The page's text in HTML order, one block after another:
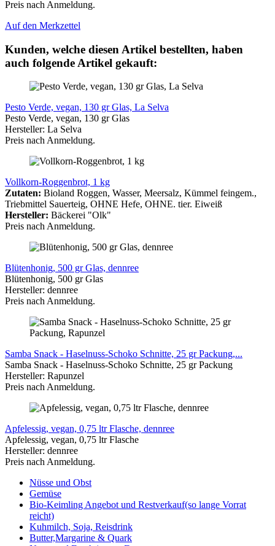
Preis nach Anmeldung.
Auf den Merkzettel
Kunden, welche diesen Artikel bestellten, haben
auch folgende Artikel gekauft:
Pesto Verde, vegan, 130 gr Glas, La Selva
Pesto Verde, vegan, 130 gr Glas
Hersteller: La Selva
Preis nach Anmeldung.
Vollkorn-Roggenbrot, 1 kg
Zutaten: Bioland Roggen, Wasser, Meersalz, Kümmel feingem.,
Triebmittel Sauerteig, OHNE Hefe, OHNE. tier. Eiweiß
Hersteller: Bäckerei "Olk"
Preis nach Anmeldung.
Blütenhonig, 500 gr Glas, dennree
Blütenhonig, 500 gr Glas
Hersteller: dennree
Preis nach Anmeldung.
Samba Snack - Haselnuss-​Schoko Schnitte, 25 gr Packung,...
Samba Snack - Haselnuss-​Schoko Schnitte, 25 gr Packung
Hersteller: Rapunzel
Preis nach Anmeldung.
Apfelessig, vegan, 0,75 ltr Flasche, dennree
Apfelessig, vegan, 0,75 ltr Flasche
Hersteller: dennree
Preis nach Anmeldung.
Nüsse und Obst
Gemüse
Bio-Keimling Angebot und Restverkauf(so lange Vorrat
reicht)
Kuhmilch, Soja, Reisdrink
Butter,Margarine & Quark